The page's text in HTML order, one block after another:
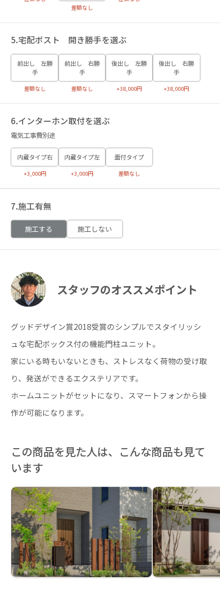
差額なし
5.宅配ポスト 開き勝手を選ぶ
前出し 左勝
手
差額なし
前出し 右勝
手
差額なし
後出し 左勝
手
+38,000円
後出し 右勝
手
+38,000円
6.インターホン取付を選ぶ
電気工事費別途
内蔵タイプ右
+3,000円
内蔵タイプ左
+3,000円
面付タイプ
差額なし
7.施工有無
施工する 施工しない
スタッフのオススメポイント
グッドデザイン賞2018受賞のシンプルでスタイリッシ
ュな宅配ボックス付の機能門柱ユニット。
家にいる時もいないときも、ストレスなく荷物の受け取
り、発送ができるエクステリアです。
ホームユニットがセットになり、スマートフォンから操
作が可能になります。
この商品を見た人は、こんな商品も見て
います